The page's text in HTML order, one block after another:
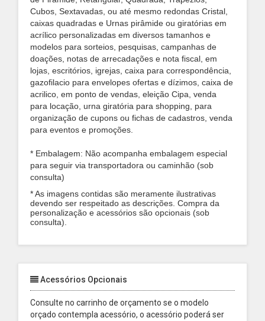
Cubos, Sextavadas, ou até mesmo redondas Cristal,
caixas quadradas e Urnas pirâmide ou giratórias em
acrílico personalizadas em diversos tamanhos e
modelos para sorteios, pesquisas, campanhas de
doações, notas de arrecadações e nota fiscal, em
lojas, escritórios, igrejas, caixa para correspondência,
gazofilacio para envelopes ofertas e dízimos, caixa de
acrilico, em ponto de vendas, eleição Cipa, venda
para locação, urna giratória para shopping, para
organização de cupons ou fichas de cadastros, venda
para eventos e promoções.
* Embalagem: Não acompanha embalagem especial
para seguir via transportadora ou caminhão (sob
consulta)
* As imagens contidas são meramente ilustrativas
devendo ser respeitado as descrições. Compra da
personalização e acessórios são opcionais (sob
consulta).
Acessórios Opcionais
Consulte no carrinho de orçamento se o modelo
orçado contempla acessório, o acessório poderá ser